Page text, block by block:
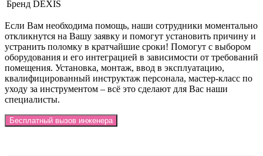
Бренд DEXIS
Если Вам необходима помощь, наши сотрудники моментально
откликнутся на Вашу заявку и помогут установить причину и
устранить поломку в кратчайшие сроки! Помогут с выбором
оборудования и его интеграцией в зависимости от требований
помещения. Установка, монтаж, ввод в эксплуатацию,
квалифицированный инструктаж персонала, мастер-класс по
уходу за инструментом – всё это сделают для Вас наши
специалисты.
Бесплатный вызов инженера